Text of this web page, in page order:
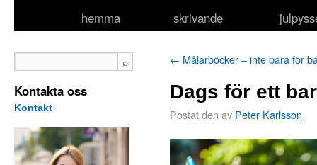
hemma
skrivande
Kontakta oss
Kontakt
← Målarböcker – inte bara för
Dags för ett
Postat den av Peter Karlsson